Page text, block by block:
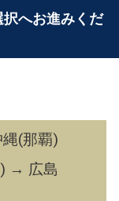
へお進みくだ
(那覇)
→ 広島